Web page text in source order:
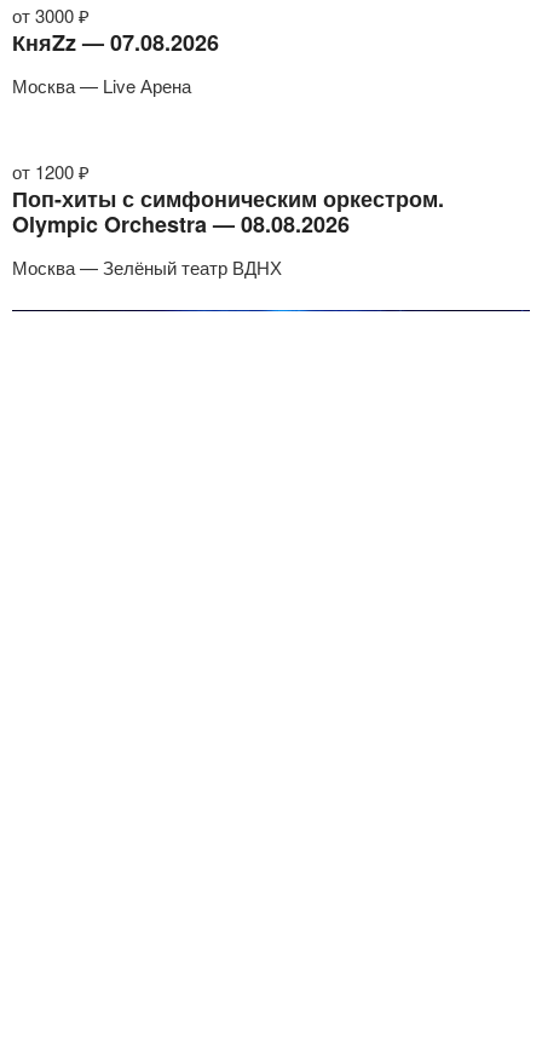
от 3000 ₽
КняZz — 07.08.2026
Москва — Live Арена
от 1200 ₽
Поп-хиты с симфоническим оркестром.
Olympic Orchestra — 08.08.2026
Москва — Зелёный театр ВДНХ